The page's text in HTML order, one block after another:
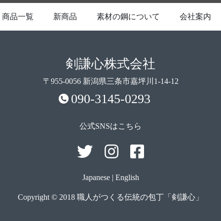
商品一覧 新商品 素材の鋼について 会社案内
剣謙心株式会社
〒955-0056 新潟県三条市嘉坪川1-14-12
090-3145-0293
公式SNSはこちら
Japanese| English
Copyright © 2018 職人がつくる伝統の包丁「剣謙心」